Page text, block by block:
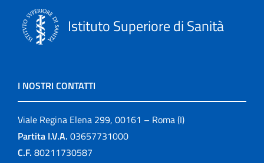
Istituto Superiore di Sanità
I NOSTRI CONTATTI
Viale Regina Elena 299, 00161 – Roma (I)
Partita I.V.A. 03657731000
C.F. 80211730587